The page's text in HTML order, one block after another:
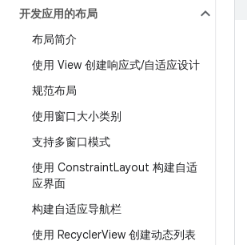
开发应用的布局
布局简介
使用 View 创建响应式/自适应设计
规范布局
使用窗口大小类别
支持多窗口模式
使用 ConstraintLayout 构建自适
应界面
构建自适应导航栏
使用 RecyclerView 创建动态列表